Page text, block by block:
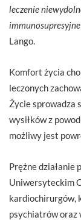
leczenie
Lango.
Komfort życia
leczonych
Życie sprowadza
wysiłków z
możliwy jest
Prężne działanie
Uniwersyteckim
kardiochirurgów,
psychiatrów oraz